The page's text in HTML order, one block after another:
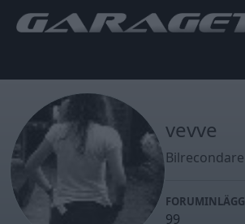
vevve
Bilrecondare
FORUMINLÄGG
99